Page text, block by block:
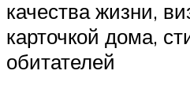
качества жизни,
карточкой дома,
обитателей